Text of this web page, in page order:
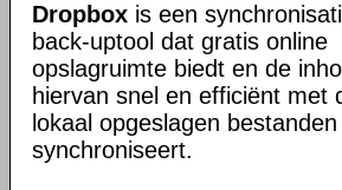
Dropbox is een
back-uptool dat gratis online
opslagruimte biedt en de
hiervan snel en efficiënt met
lokaal opgeslagen bestanden
synchroniseert.